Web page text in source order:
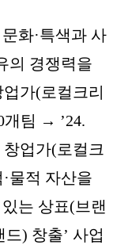
화·특색과 사
의 경쟁력을
가(로컬크리
개팀 → ’24.
업가(로컬크
물적 자산을
는 상표(브랜
) 창출’ 사업